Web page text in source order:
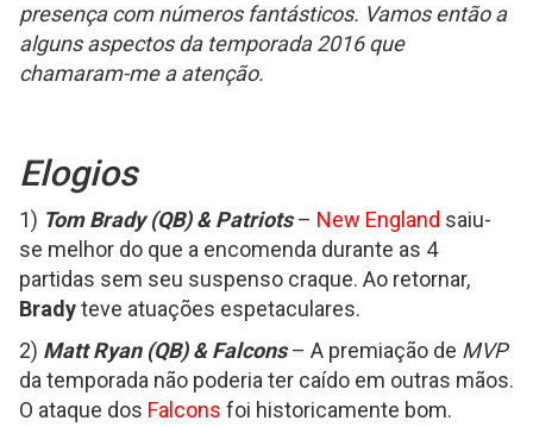
presença com números fantásticos. Vamos então a
alguns aspectos da temporada 2016 que
chamaram-me a atenção.
Elogios
1) Tom Brady (QB) & Patriots– New England saiu-
se melhor do que a encomenda durante as 4
partidas sem seu suspenso craque. Ao retornar,
Bradyteve atuações espetaculares.
2) Matt Ryan (QB) & Falcons– A premiação de MVP
da temporada não poderia ter caído em outras mãos.
O ataque dos Falcons foi historicamente bom.